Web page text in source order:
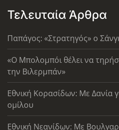
Τελευταία Άρθρα
Παπάγος: «Στρατηγός» ο
«Ο Μπολομπόι θέλει να
την Βιλερμπάν»
Εθνική Κορασίδων: Με Δανία
ομίλου
Εθνική Νεανίδων: Με